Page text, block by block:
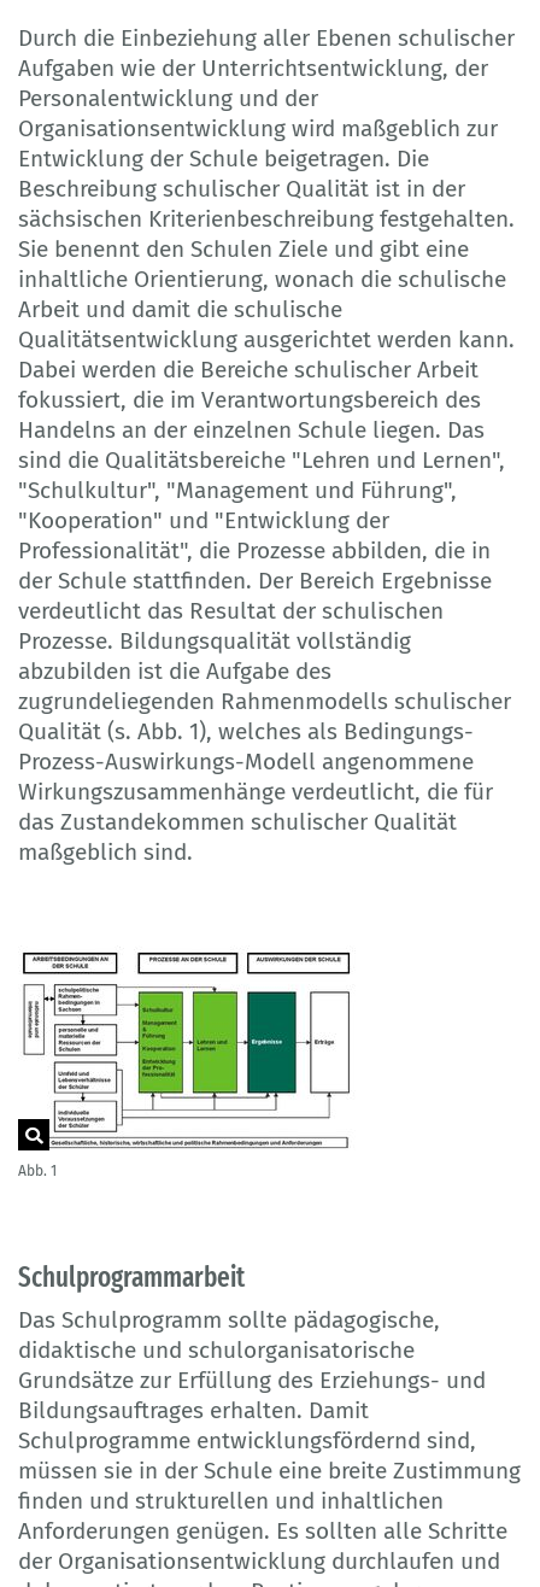
Durch die Einbeziehung aller Ebenen schulischer
Aufgaben wie der Unterrichtsentwicklung, der
Personalentwicklung und der
Organisationsentwicklung wird maßgeblich zur
Entwicklung der Schule beigetragen. Die
Beschreibung schulischer Qualität ist in der
sächsischen Kriterienbeschreibung festgehalten.
Sie benennt den Schulen Ziele und gibt eine
inhaltliche Orientierung, wonach die schulische
Arbeit und damit die schulische
Qualitätsentwicklung ausgerichtet werden kann.
Dabei werden die Bereiche schulischer Arbeit
fokussiert, die im Verantwortungsbereich des
Handelns an der einzelnen Schule liegen. Das
sind die Qualitätsbereiche "Lehren und Lernen",
"Schulkultur", "Management und Führung",
"Kooperation" und "Entwicklung der
Professionalität", die Prozesse abbilden, die in
der Schule stattfinden. Der Bereich Ergebnisse
verdeutlicht das Resultat der schulischen
Prozesse. Bildungsqualität vollständig
abzubilden ist die Aufgabe des
zugrundeliegenden Rahmenmodells schulischer
Qualität (s. Abb. 1), welches als Bedingungs-
Prozess-Auswirkungs-Modell angenommene
Wirkungszusammenhänge verdeutlicht, die für
das Zustandekommen schulischer Qualität
maßgeblich sind.
Abb. 1
Schulprogrammarbeit
Das Schulprogramm sollte pädagogische,
didaktische und schulorganisatorische
Grundsätze zur Erfüllung des Erziehungs- und
Bildungsauftrages erhalten. Damit
Schulprogramme entwicklungsfördernd sind,
müssen sie in der Schule eine breite Zustimmung
finden und strukturellen und inhaltlichen
Anforderungen genügen. Es sollten alle Schritte
der Organisationsentwicklung durchlaufen und